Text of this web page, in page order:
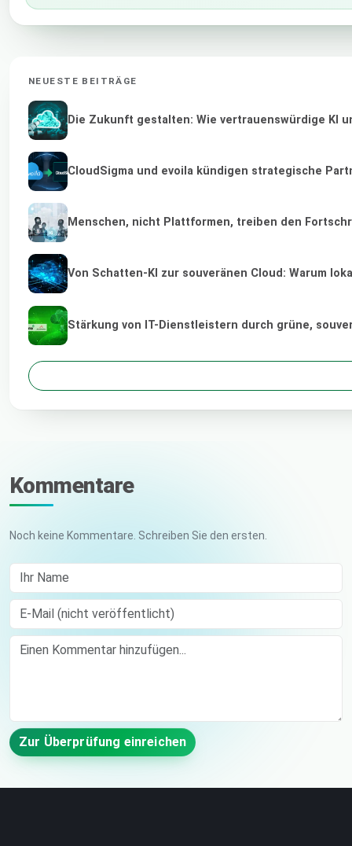
NEUESTE BEITRÄGE
Die Zukunft gestalten: Wie vertrauenswürdige KI
CloudSigma und evoila kündigen strategische
Menschen, nicht Plattformen, treiben den
Von Schatten-KI zur souveränen Cloud: Warum
Stärkung von IT-Dienstleistern durch grüne,
Kommentare
Noch keine Kommentare. Schreiben Sie den ersten.
Ihr Name
E-Mail (nicht veröffentlicht)
Comment
Zur Überprüfung einreichen